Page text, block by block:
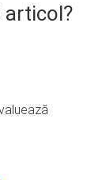
articol?